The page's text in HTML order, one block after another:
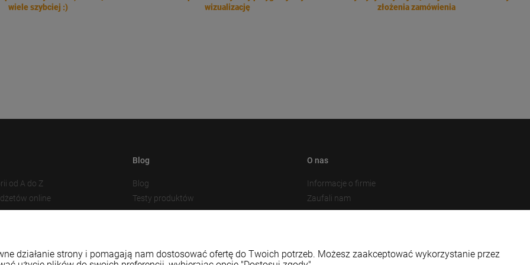
wiele szybciej :)
wizualizację
złożenia zamówienia
od A do Z
online
Blog
Blog
Testy produktów
O nas
Informacje o firmie
Zaufali nam
Nasza marka upominków z filcu - Fabryka Filcu
działanie strony i pomagają nam dostosować ofertę do Twoich potrzeb. Możesz zaakceptować wykorzystanie przez